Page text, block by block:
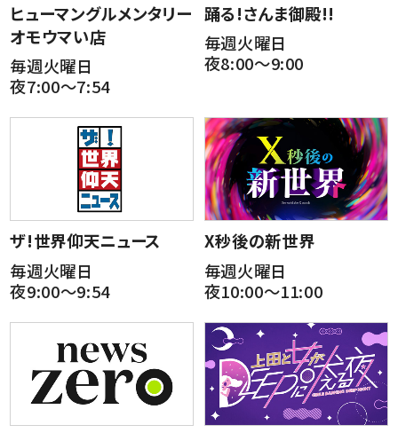
ヒューマングルメンタリー
オモウマい店
毎週火曜日
夜7:00～7:54
踊る!さんま御殿!!
毎週火曜日
夜8:00～9:00
ザ!世界仰天ニュース
毎週火曜日
夜9:00～9:54
X秒後の新世界
毎週火曜日
夜10:00～11:00